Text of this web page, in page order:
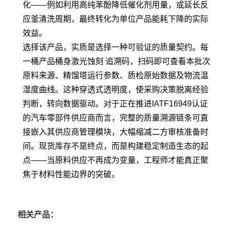
化——例如利用高纯苯酚降低催化剂用量，或延长反
应釜清洗周期，最终转化为单位产品能耗下降的实际
效益。
选择该产品，实质是选择一种可验证的质量契约。每
一桶产品桶身激光蚀刻 追溯码，扫码即可查看本批次
原料来源、精馏塔运行参数、质检原始数据及物流温
湿度曲线。这种穿透式透明度，使采购决策脱离经验
判断，转向数据驱动。对于正在推进IATF16949认证
的汽车零部件供应商而言，完整的质量溯源链条可直
接嵌入其供应商管理模块，大幅缩减二方审核准备时
间。现货库存不是终点，而是构建稳定制造生态的起
点——当原料供应不再成为变量，工程师才能真正聚
焦于材料性能边界的突破。
相关产品：